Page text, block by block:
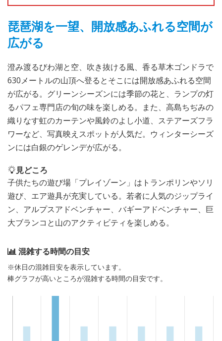
琵琶湖を一望、開放感あふれる空間が
広がる
澄み渡るびわ湖と空、吹き抜ける風、香る草木ゴンドラで
630メートルの山頂へ登るとそこには開放感あふれる空間
が広がる。グリーンシーズンには季節の花と、ランプの灯
るパフェ専門店の旬の味を楽しめる。また、高島ちぢみの
織りなす虹のカーテンや風鈴のよし小道、ステアーズフラ
ワーなど、写真映えスポットが人気だ。ウィンターシーズ
ンには白銀のゲレンデが広がる。
見どころ
子供たちの遊び場「プレイゾーン」はトランポリンやソリ
遊び、エア遊具が充実している。若者に人気のジップライ
ン、アルプスアドベンチャー、バギーアドベンチャー、巨
大ブランコと山のアクティビティを楽しめる。
混雑する時間の目安
※休日の混雑目安を表示しています。
棒グラフが高いところが混雑する時間の目安です。